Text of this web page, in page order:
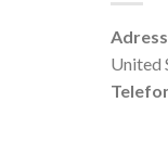
United